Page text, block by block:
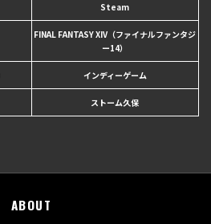
Steam
FINAL FANTASY XIV（ファイナルファンタジ
ー14）
インディーゲーム
ストーム久保
ABOUT